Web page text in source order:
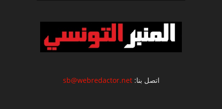
اتصل بنا:sb@webredactor.net